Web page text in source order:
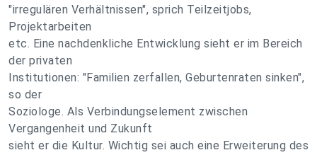
"irregulären Verhältnissen", sprich Teilzeitjobs,
Projektarbeiten
etc. Eine nachdenkliche Entwicklung sieht er im Bereich
der privaten
Institutionen: "Familien zerfallen, Geburtenraten sinken",
so der
Soziologe. Als Verbindungselement zwischen
Vergangenheit und Zukunft
sieht er die Kultur. Wichtig sei auch eine Erweiterung des